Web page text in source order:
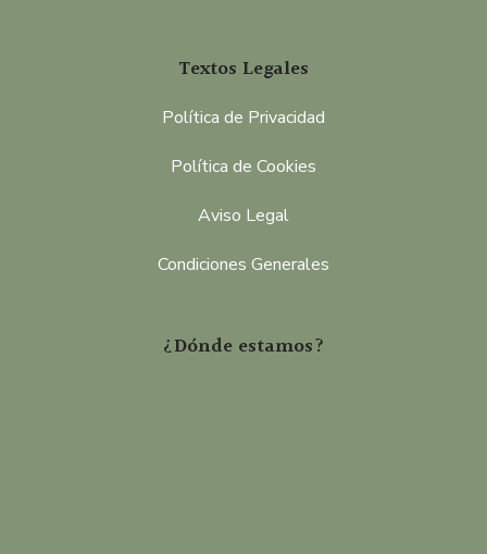
Textos Legales
Política de Privacidad
Política de Cookies
Aviso Legal
Condiciones Generales
¿Dónde estamos?